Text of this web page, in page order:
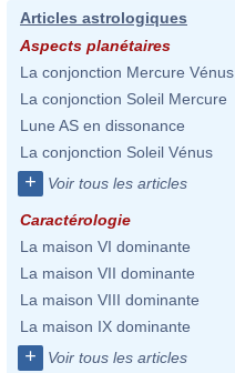
Articles astrologiques
Aspects planétaires
La conjonction Mercure Vénus
La conjonction Soleil Mercure
Lune AS en dissonance
La conjonction Soleil Vénus
+ Voir tous les articles
Caractérologie
La maison VI dominante
La maison VII dominante
La maison VIII dominante
La maison IX dominante
+ Voir tous les articles